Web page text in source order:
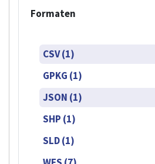
Formaten
CSV (1)
GPKG (1)
JSON (1)
SHP (1)
SLD (1)